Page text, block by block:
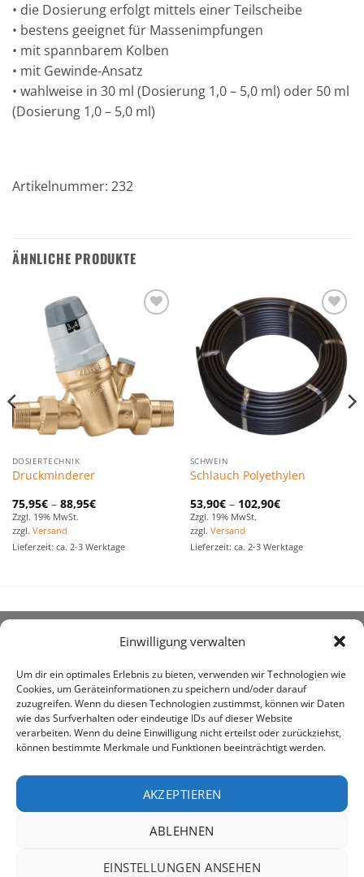
Einwilligung verwalten
Um dir ein optimales Erlebnis zu bieten, verwenden wir Technologien wie
Cookies, um Geräteinformationen zu speichern und/oder darauf
zuzugreifen. Wenn du diesen Technologien zustimmst, können wir Daten
wie das Surfverhalten oder eindeutige IDs auf dieser Website
verarbeiten. Wenn du deine Einwilligung nicht erteilst oder zurückziehst,
können bestimmte Merkmale und Funktionen beeinträchtigt werden.
AKZEPTIEREN
ABLEHNEN
EINSTELLUNGEN ANSEHEN
• die Dosierung erfolgt mittels einer Teilscheibe
• bestens geeignet für Massenimpfungen
• mit spannbarem Kolben
• mit Gewinde-Ansatz
• wahlweise in 30 ml (Dosierung 1,0 – 5,0 ml) oder 50 ml
(Dosierung 1,0 – 5,0 ml)
Artikelnummer: 232
ÄHNLICHE PRODUKTE
DOSIERTECHNIK
Druckminderer
75,95€– 88,95€
Zzgl. 19% MwSt.
zzgl. Versand
Lieferzeit: ca. 2-3 Werktage
Zu den
Favoriten
hinzufügen
SCHWEIN
Schlauch Polyethylen
53,90€– 102,90€
Zzgl. 19% MwSt.
zzgl. Versand
Lieferzeit: ca. 2-3 Werktage
um den Kauf landwirtschaftlicher Bedarfsartikel geht.